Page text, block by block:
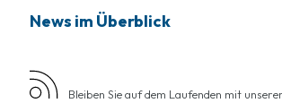
News im Überblick
Bleiben Sie auf dem Laufenden mit